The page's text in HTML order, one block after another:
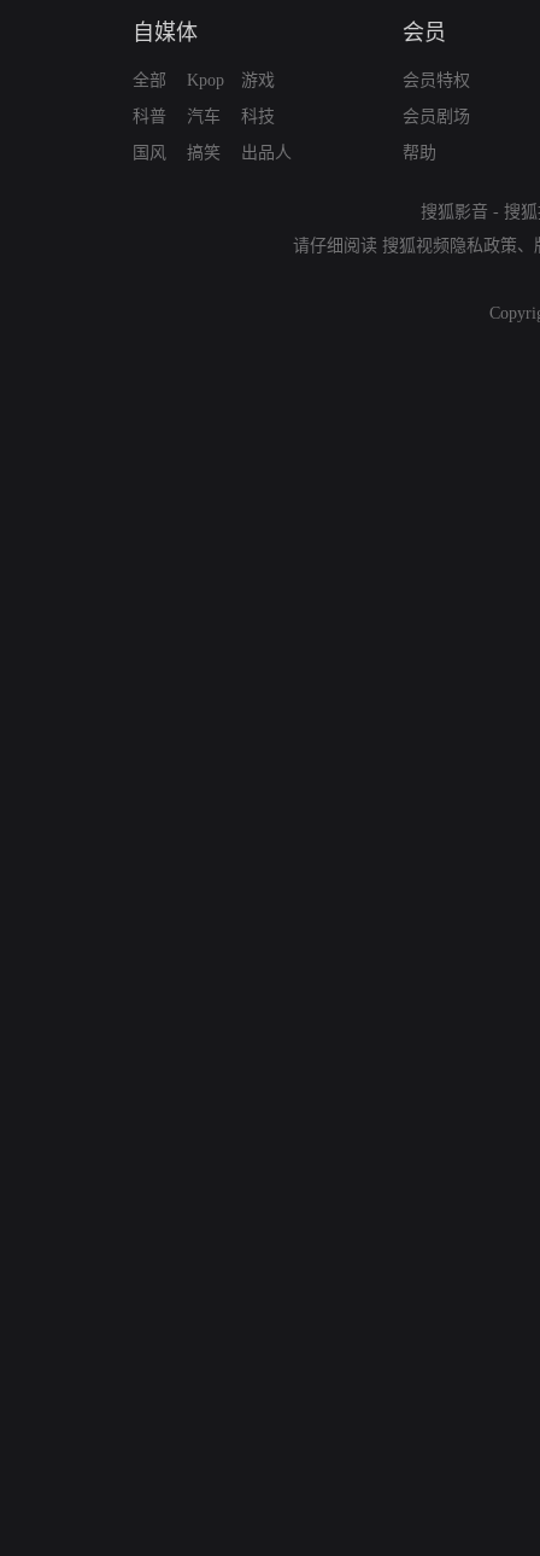
自媒体
全部
科普
国风
Kpop
汽车
搞笑
游戏
科技
出品人
会员
会员特权
会员剧场
帮助
搜狐影音 - 搜
请仔细阅读 搜狐视频隐私政策、